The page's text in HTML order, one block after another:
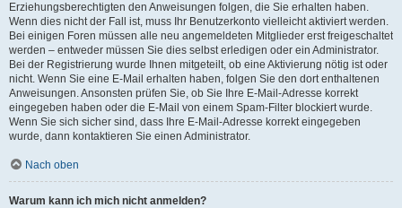
Erziehungsberechtigten den Anweisungen folgen, die Sie erhalten haben.
Wenn dies nicht der Fall ist, muss Ihr Benutzerkonto vielleicht aktiviert werden.
Bei einigen Foren müssen alle neu angemeldeten Mitglieder erst freigeschaltet
werden – entweder müssen Sie dies selbst erledigen oder ein Administrator.
Bei der Registrierung wurde Ihnen mitgeteilt, ob eine Aktivierung nötig ist oder
nicht. Wenn Sie eine E-Mail erhalten haben, folgen Sie den dort enthaltenen
Anweisungen. Ansonsten prüfen Sie, ob Sie Ihre E-Mail-Adresse korrekt
eingegeben haben oder die E-Mail von einem Spam-Filter blockiert wurde.
Wenn Sie sich sicher sind, dass Ihre E-Mail-Adresse korrekt eingegeben
wurde, dann kontaktieren Sie einen Administrator.
Nach oben
Warum kann ich mich nicht anmelden?